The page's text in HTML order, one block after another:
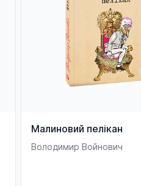
Малиновий пелікан
Володимир Войнович